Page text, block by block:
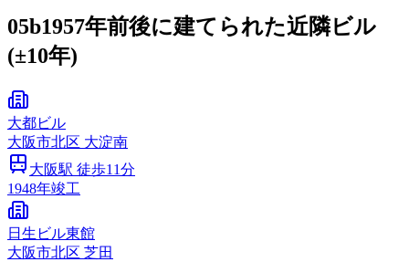
05b1957年前後に建てられた近隣ビル
(±10年)
大都ビル
大阪市北区 大淀南
大阪駅 徒歩11分
1948年竣工
日生ビル東館
大阪市北区 芝田